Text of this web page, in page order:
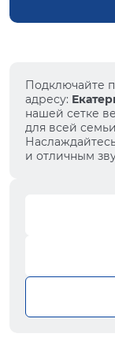
Подключайте
адресу:
нашей сетке
для всей
и отличным